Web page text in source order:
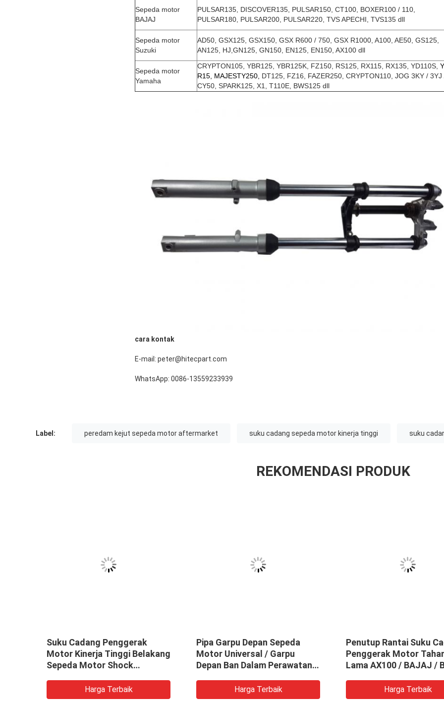
Sepeda motor
BAJAJ
PULSAR135, DISCOVER135, PULSAR150, CT100, BOXER100 / 110,
PULSAR180, PULSAR200, PULSAR220, TVS APECHI, ​​TVS135 dll
Sepeda motor
Suzuki
AD50, GSX125, GSX150, GSX R600 / 750, GSX R1000, A100, AE50, GS125,
AN125, HJ, GN125, GN150, EN125, EN150, AX100 dll
Sepeda motor
Yamaha
CRYPTON105, YBR125, YBR125K, FZ150, RS125, RX115, RX135, YD110S,
R15, MAJESTY250, DT125, FZ16, FAZER250, CRYPTON110, JOG 3KY / 3YJ
CY50, SPARK125, X1, T110E, BWS125 dll
cara kontak
E-mail: peter@hitecpart.com
WhatsApp: 0086-13559233939
Label: peredam kejut sepeda motor aftermarket suku cadang sepeda motor kinerja tinggi suku
REKOMENDASI PRODUK
Suku Cadang Penggerak
Motor Kinerja Tinggi Belakang
Sepeda Motor Shock
Harga Terbaik
Pipa Garpu Depan Sepeda
Motor Universal / Garpu
Depan Ban Dalam Perawatan
Harga Terbaik
Penutup Rantai Suku
Penggerak Motor
Lama AX100 / BAJAJ /
Harga Terbaik